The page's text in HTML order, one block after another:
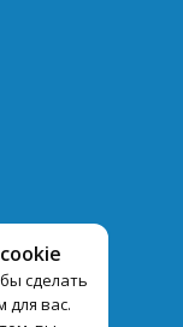
сделать
для вас.